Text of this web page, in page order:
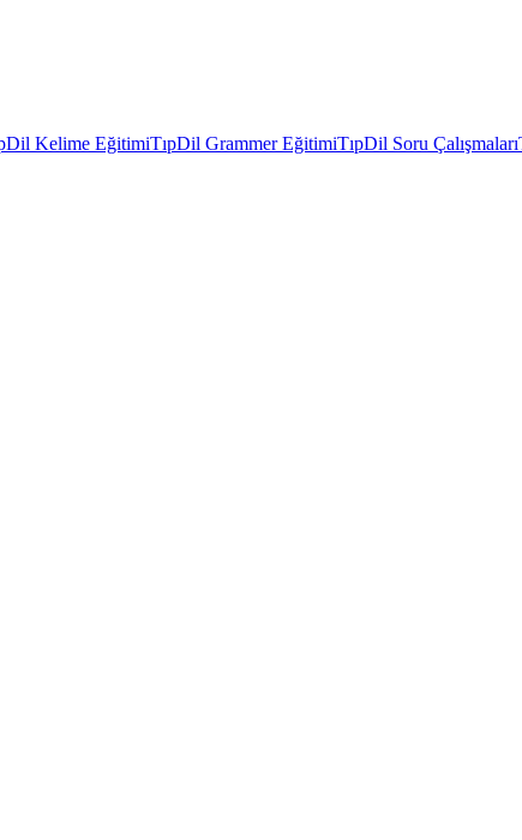
Kelime EğitimiTıpDil Grammer EğitimiTıpDil Soru Çalışmaları